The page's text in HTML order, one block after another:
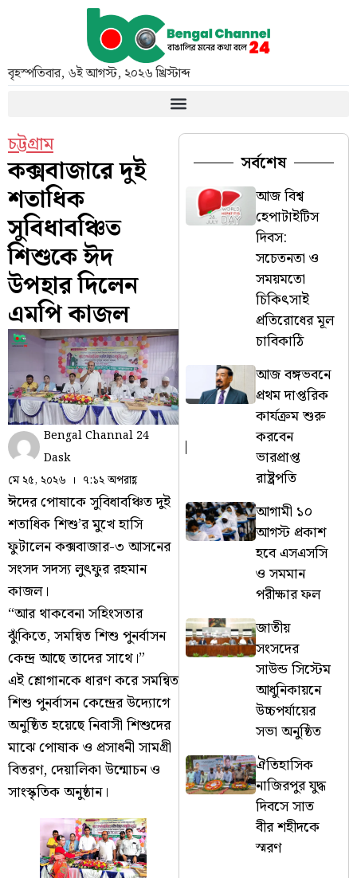
বৃহস্পতিবার, ৬ই আগস্ট, ২০২৬ খ্রিস্টাব্দ
চট্টগ্রাম
কক্সবাজারে দুই
শতাধিক
সুবিধাবঞ্চিত
শিশুকে ঈদ
উপহার দিলেন
এমপি কাজল
Bengal Channal 24
Dask
মে ২৫, ২০২৬
৭:১২ অপরাহ্ণ
ঈদের পোষাকে সুবিধাবঞ্চিত দুই
শতাধিক শিশু’র মুখে হাসি
ফুটালেন কক্সবাজার-৩ আসনের
সংসদ সদস্য লুৎফুর রহমান
কাজল।
“আর থাকবেনা সহিংসতার
ঝুঁকিতে, সমন্বিত শিশু পুনর্বাসন
কেন্দ্র আছে তাদের সাথে।”
এই শ্লোগানকে ধারণ করে সমন্বিত
শিশু পুনর্বাসন কেন্দ্রের উদ্যোগে
অনুষ্ঠিত হয়েছে নিবাসী শিশুদের
মাঝে পোষাক ও প্রসাধনী সামগ্রী
বিতরণ, দেয়ালিকা উন্মোচন ও
সাংস্কৃতিক অনুষ্ঠান।
সর্বশেষ
আজ বিশ্ব
হেপাটাইটিস
দিবস:
সচেতনতা ও
সময়মতো
চিকিৎসাই
প্রতিরোধের মূল
চাবিকাঠি
আজ বঙ্গভবনে
প্রথম দাপ্তরিক
কার্যক্রম শুরু
করবেন
ভারপ্রাপ্ত
রাষ্ট্রপতি
আগামী ১০
আগস্ট প্রকাশ
হবে এসএসসি
ও সমমান
পরীক্ষার ফল
জাতীয়
সংসদের
সাউন্ড সিস্টেম
আধুনিকায়নে
উচ্চপর্যায়ের
সভা অনুষ্ঠিত
ঐতিহাসিক
নাজিরপুর যুদ্ধ
দিবসে সাত
বীর শহীদকে
স্মরণ